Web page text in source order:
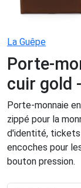
La Guêpe
Porte-
cuir gold
Porte-monnaie
zippé pour la
d'identité, tickets
encoches pour
bouton pression.